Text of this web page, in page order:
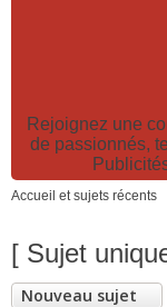
Rejoignez une
de passionnés,
Accueil et sujets récents
[ Sujet
Nouveau sujet